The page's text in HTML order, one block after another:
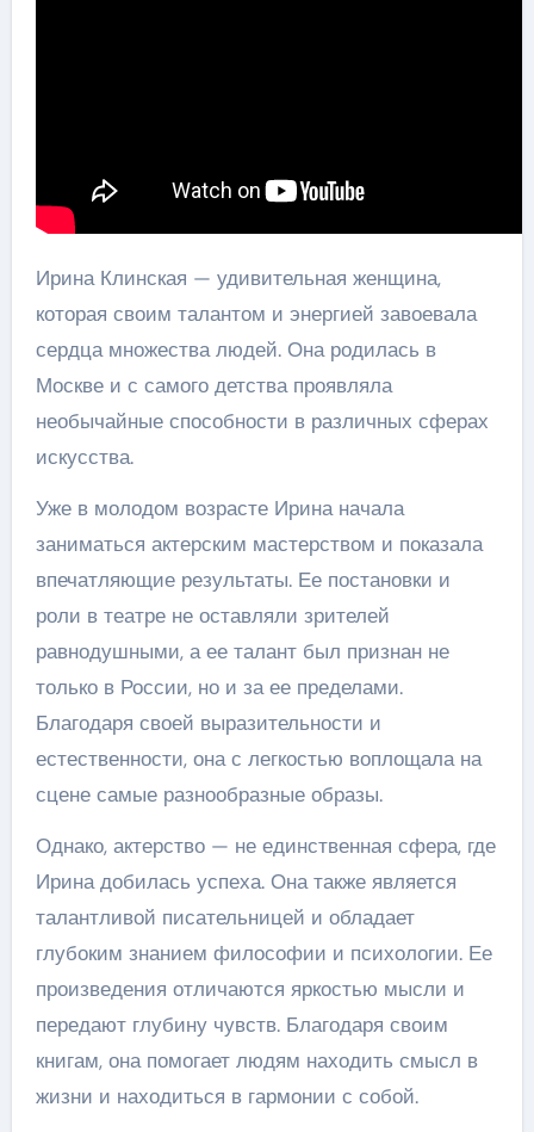
Ирина Клинская — удивительная женщина,
которая своим талантом и энергией завоевала
сердца множества людей. Она родилась в
Москве и с самого детства проявляла
необычайные способности в различных сферах
искусства.
Уже в молодом возрасте Ирина начала
заниматься актерским мастерством и показала
впечатляющие результаты. Ее постановки и
роли в театре не оставляли зрителей
равнодушными, а ее талант был признан не
только в России, но и за ее пределами.
Благодаря своей выразительности и
естественности, она с легкостью воплощала на
сцене самые разнообразные образы.
Однако, актерство — не единственная сфера, где
Ирина добилась успеха. Она также является
талантливой писательницей и обладает
глубоким знанием философии и психологии. Ее
произведения отличаются яркостью мысли и
передают глубину чувств. Благодаря своим
книгам, она помогает людям находить смысл в
жизни и находиться в гармонии с собой.